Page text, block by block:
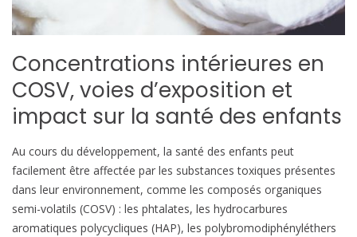
Concentrations intérieures en
COSV, voies d’exposition et
impact sur la santé des enfants
Au cours du développement, la santé des enfants peut
facilement être affectée par les substances toxiques présentes
dans leur environnement, comme les composés organiques
semi-volatils (COSV) : les phtalates, les hydrocarbures
aromatiques polycycliques (HAP), les polybromodiphényléthers